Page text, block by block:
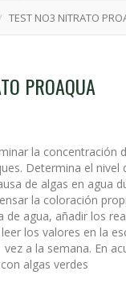
TEST NO3 NITRATO
PROAQUA
la concentración
Determina el
de algas en agua
la coloración
de agua, añadir los
los valores en la
vez a la semana. En
algas verdes